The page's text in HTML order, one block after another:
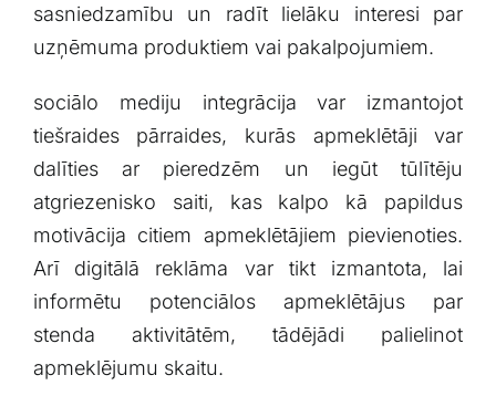
⁢sasniedzamību un radīt lielāku interesi par
uzņēmuma produktiem ⁣vai ‍pakalpojumiem.
sociālo mediju integrācija var izmantojot
tiešraides pārraides, ⁢kurās apmeklētāji var
dalīties ar pieredzēm un iegūt tūlītēju
atgriezenisko saiti, kas kalpo‌ kā papildus
motivācija citiem apmeklētājiem pievienoties.
Arī digitālā reklāma var tikt izmantota, lai
informētu potenciālos apmeklētājus par‍
stenda aktivitātēm, tādējādi palielinot
apmeklējumu skaitu.